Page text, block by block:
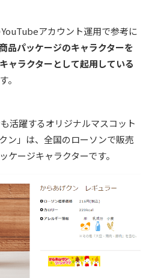
アカウント運用で参考に
商品パッケージのキャラクターを
ャラクターとして起用している
。
活躍するオリジナルマスコット
ン」は、全国のローソンで販売
ケージキャラクターです。